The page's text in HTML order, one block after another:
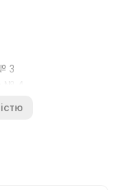
3
№ 4
№ 5
Ø20х20х1,2;